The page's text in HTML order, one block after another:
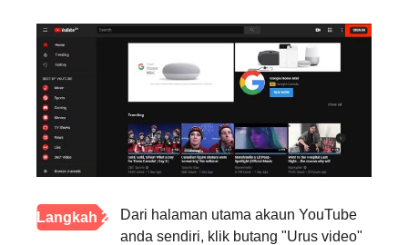
Langkah 2
Dari halaman utama akaun YouTube
anda sendiri, klik butang "Urus video"